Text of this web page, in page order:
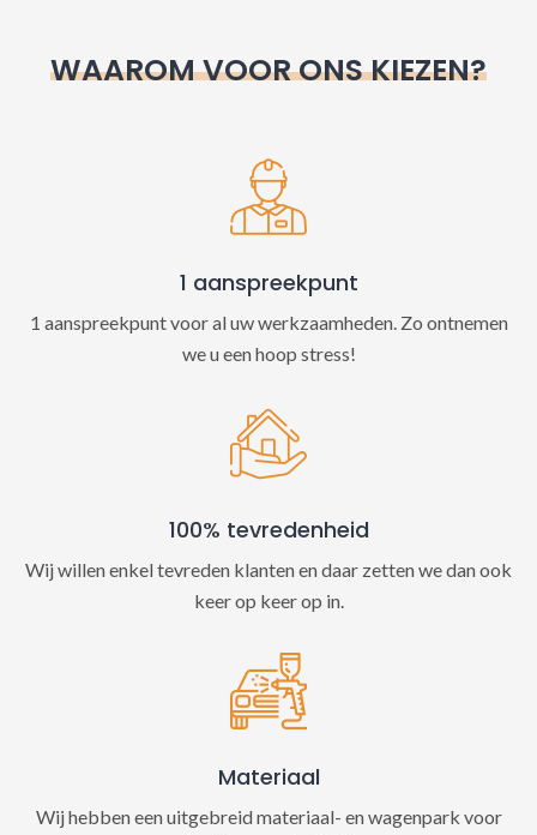
WAAROM VOOR ONS KIEZEN?
1 aanspreekpunt
1 aanspreekpunt voor al uw werkzaamheden. Zo ontnemen
we u een hoop stress!
100% tevredenheid
Wij willen enkel tevreden klanten en daar zetten we dan ook
keer op keer op in.
Materiaal
Wij hebben een uitgebreid materiaal- en wagenpark voor